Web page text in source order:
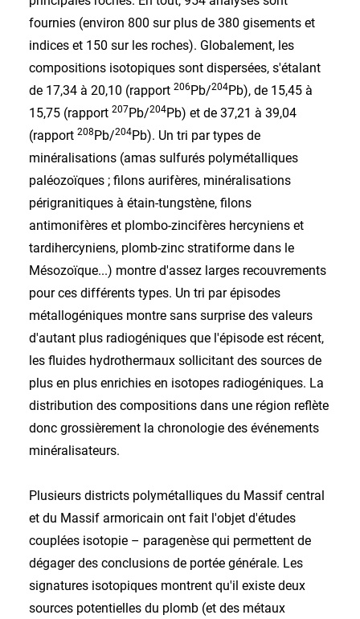
fournies (environ 800 sur plus de 380 gisements et
indices et 150 sur les roches). Globalement, les
compositions isotopiques sont dispersées, s'étalant
de 17,34 à 20,10 (rapport 206Pb/204Pb), de 15,45 à
15,75 (rapport 207Pb/204Pb) et de 37,21 à 39,04
(rapport 208Pb/204Pb). Un tri par types de
minéralisations (amas sulfurés polymétalliques
paléozoïques ; filons aurifères, minéralisations
périgranitiques à étain-tungstène, filons
antimonifères et plombo-zincifères hercyniens et
tardihercyniens, plomb-zinc stratiforme dans le
Mésozoïque...) montre d'assez larges recouvrements
pour ces différents types. Un tri par épisodes
métallogéniques montre sans surprise des valeurs
d'autant plus radiogéniques que l'épisode est récent,
les fluides hydrothermaux sollicitant des sources de
plus en plus enrichies en isotopes radiogéniques. La
distribution des compositions dans une région reflète
donc grossièrement la chronologie des événements
minéralisateurs.
Plusieurs districts polymétalliques du Massif central
et du Massif armoricain ont fait l'objet d'études
couplées isotopie – paragenèse qui permettent de
dégager des conclusions de portée générale. Les
signatures isotopiques montrent qu'il existe deux
sources potentielles du plomb (et des métaux